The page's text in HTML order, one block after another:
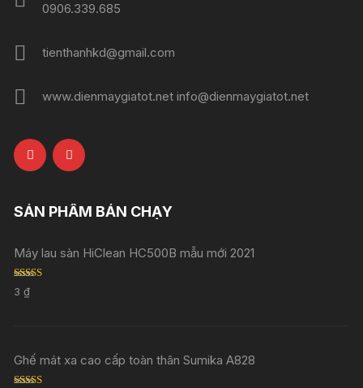
0906.339.685
tienthanhkd@gmail.com
www.dienmaygiatot.net info@dienmaygiatot.net
SẢN PHẨM BÁN CHẠY
Máy lau sàn HiClean HC500B mẫu mới 2021
Rated
out of 5
3₫
Ghế mát xa cao cấp toàn thân Sumika A828